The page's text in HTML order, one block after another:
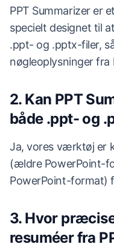
PPT Summarizer er
specielt designet til
.ppt- og .pptx-filer,
nøgleoplysninger
2. Kan PPT
både .ppt- og
Ja, vores værktøj er
(ældre PowerPoint-
PowerPoint-format)
3. Hvor
resuméer fra